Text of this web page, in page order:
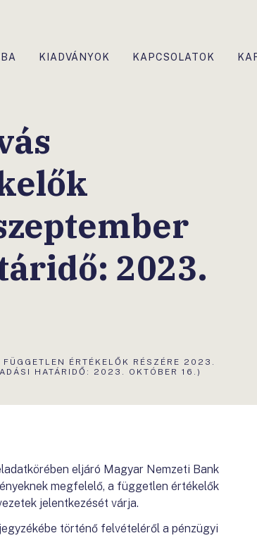
KIADVÁNYOK KAPCSOLATOK
2023.
FÜGGETLEN ÉRTÉKELŐK RÉSZÉRE 2023.
HATÁRIDŐ: 2023. OKTÓBER 16.)
eljáró Magyar Nemzeti Bank
megfelelő, a független értékelők
jelentkezését várja.
történő felvételéről a pénzügyi